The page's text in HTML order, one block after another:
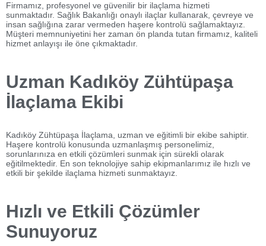
Firmamız, profesyonel ve güvenilir bir ilaçlama hizmeti
sunmaktadır. Sağlık Bakanlığı onaylı ilaçlar kullanarak, çevreye ve
insan sağlığına zarar vermeden haşere kontrolü sağlamaktayız.
Müşteri memnuniyetini her zaman ön planda tutan firmamız, kaliteli
hizmet anlayışı ile öne çıkmaktadır.
Uzman Kadıköy Zühtüpaşa
İlaçlama Ekibi
Kadıköy Zühtüpaşa İlaçlama, uzman ve eğitimli bir ekibe sahiptir.
Haşere kontrolü konusunda uzmanlaşmış personelimiz,
sorunlarınıza en etkili çözümleri sunmak için sürekli olarak
eğitilmektedir. En son teknolojiye sahip ekipmanlarımız ile hızlı ve
etkili bir şekilde ilaçlama hizmeti sunmaktayız.
Hızlı ve Etkili Çözümler
Sunuyoruz